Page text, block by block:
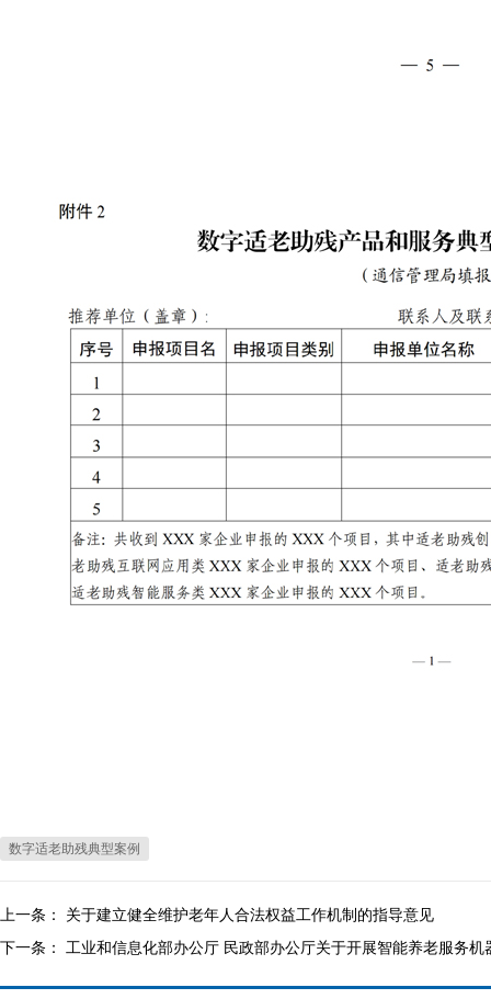
数字适老助残典型案例
上一条： 关于建立健全维护老年人合法权益工作机制的指导意见
下一条： 工业和信息化部办公厅 民政部办公厅关于开展智能养老服务